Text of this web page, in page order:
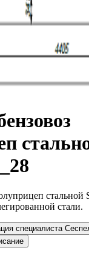
стальной
стали.
специалиста